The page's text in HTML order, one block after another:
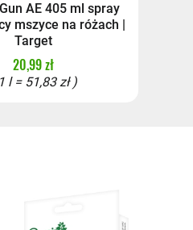
AE 405 ml spray
mszyce na różach |
Target
20,99 zł
l = 51,83 zł )